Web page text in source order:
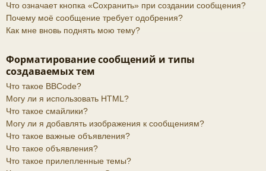
Что означает кнопка «Сохранить» при создании сообщения?
Почему моё сообщение требует одобрения?
Как мне вновь поднять мою тему?
Форматирование сообщений и типы
создаваемых тем
Что такое BBCode?
Могу ли я использовать HTML?
Что такое смайлики?
Могу ли я добавлять изображения к сообщениям?
Что такое важные объявления?
Что такое объявления?
Что такое прилепленные темы?